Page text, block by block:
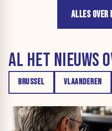
ALLES OVER
AL HET NIEUWS
BRUSSEL VLAANDEREN